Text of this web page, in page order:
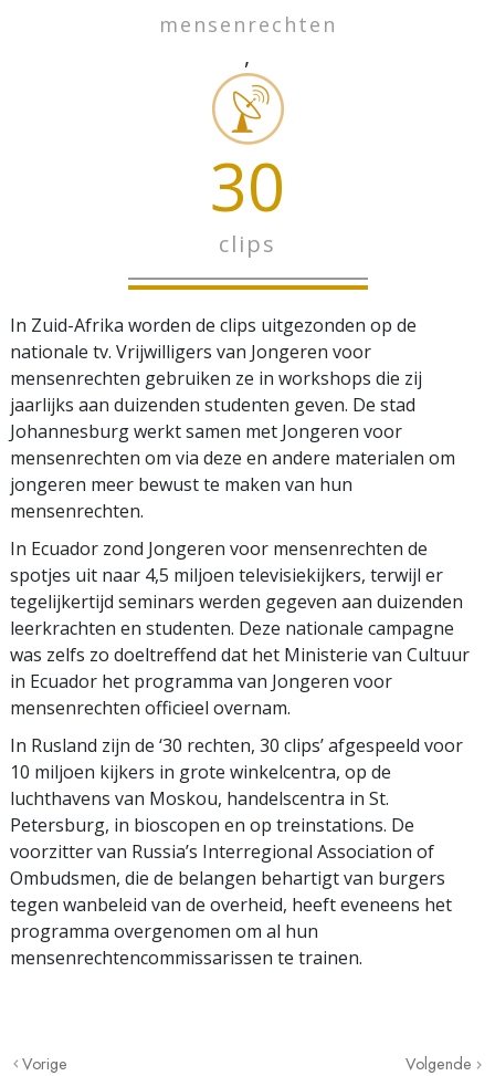
mensenrechten
,
30
clips
In Zuid-Afrika worden de clips uitgezonden op de
nationale tv. Vrijwilligers van Jongeren voor
mensenrechten gebruiken ze in workshops die zij
jaarlijks aan duizenden studenten geven. De stad
Johannesburg werkt samen met Jongeren voor
mensenrechten om via deze en andere materialen om
jongeren meer bewust te maken van hun
mensenrechten.
In Ecuador zond Jongeren voor mensenrechten de
spotjes uit naar 4,5 miljoen televisiekijkers, terwijl er
tegelijkertijd seminars werden gegeven aan duizenden
leerkrachten en studenten. Deze nationale campagne
was zelfs zo doeltreffend dat het Ministerie van Cultuur
in Ecuador het programma van Jongeren voor
mensenrechten officieel overnam.
In Rusland zijn de ‘30 rechten, 30 clips’ afgespeeld voor
10 miljoen kijkers in grote winkelcentra, op de
luchthavens van Moskou, handelscentra in St.
Petersburg, in bioscopen en op treinstations. De
voorzitter van Russia’s Interregional Association of
Ombudsmen, die de belangen behartigt van burgers
tegen wanbeleid van de overheid, heeft eveneens het
programma overgenomen om al hun
mensenrechtencommissarissen te trainen.
Vorige Volgende